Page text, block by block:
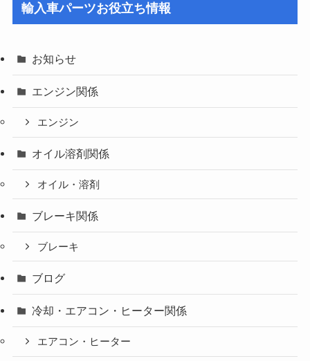
輸入車パーツお役立ち情報
お知らせ
エンジン関係
エンジン
オイル溶剤関係
オイル・溶剤
ブレーキ関係
ブレーキ
ブログ
冷却・エアコン・ヒーター関係
エアコン・ヒーター